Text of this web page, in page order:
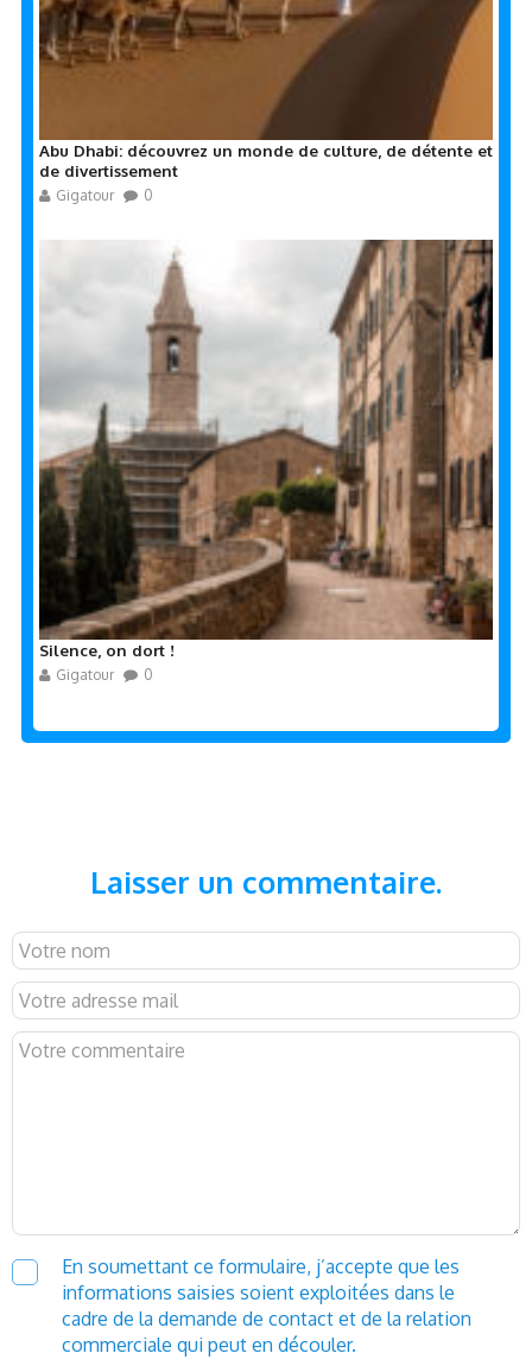
Abu Dhabi: découvrez un monde de culture, de détente et
de divertissement
Gigatour 0
Silence, on dort !
Gigatour 0
Laisser un commentaire.
En soumettant ce formulaire, j’accepte que les
informations saisies soient exploitées dans le
cadre de la demande de contact et de la relation
commerciale qui peut en découler.